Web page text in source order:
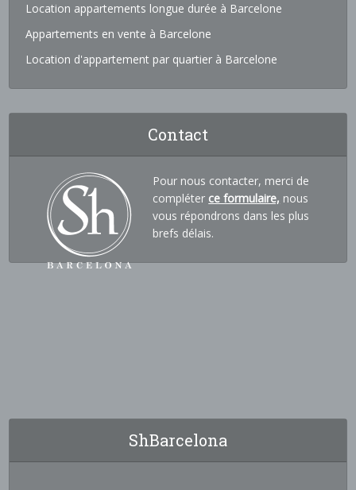
Location appartements longue durée à Barcelone
Appartements en vente à Barcelone
Location d'appartement par quartier à Barcelone
Contact
Pour nous contacter, merci de
compléter ce formulaire, nous
vous répondrons dans les plus
brefs délais.
ShBarcelona